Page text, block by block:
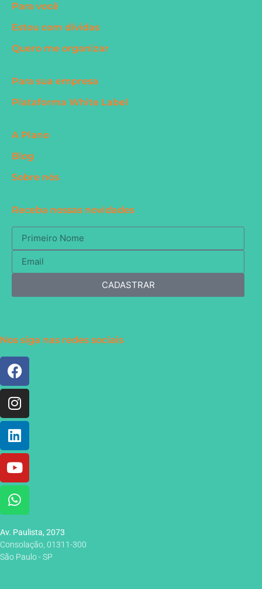
Para você
Estou com dívidas
Quero me organizar
Para sua empresa
Plataforma White Label
A Plano
Blog
Sobre nós
Receba nossas novidades
CADASTRAR
Nos siga nas redes sociais
Av. Paulista, 2073
Consolação, 01311-300
São Paulo - SP